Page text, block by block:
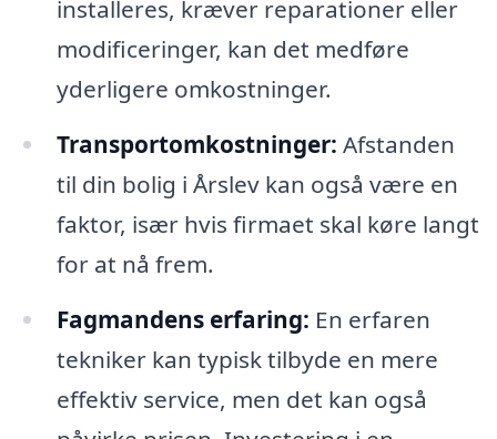
installeres, kræver reparationer eller
modificeringer, kan det medføre
yderligere omkostninger.
Transportomkostninger: Afstanden
til din bolig i Årslev kan også være en
faktor, især hvis firmaet skal køre langt
for at nå frem.
Fagmandens erfaring: En erfaren
tekniker kan typisk tilbyde en mere
effektiv service, men det kan også